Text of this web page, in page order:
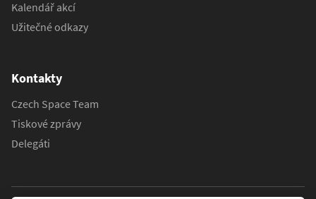
Kalendář akcí
Užitečné odkazy
Kontakty
Czech Space Team
Tiskové zprávy
Delegáti